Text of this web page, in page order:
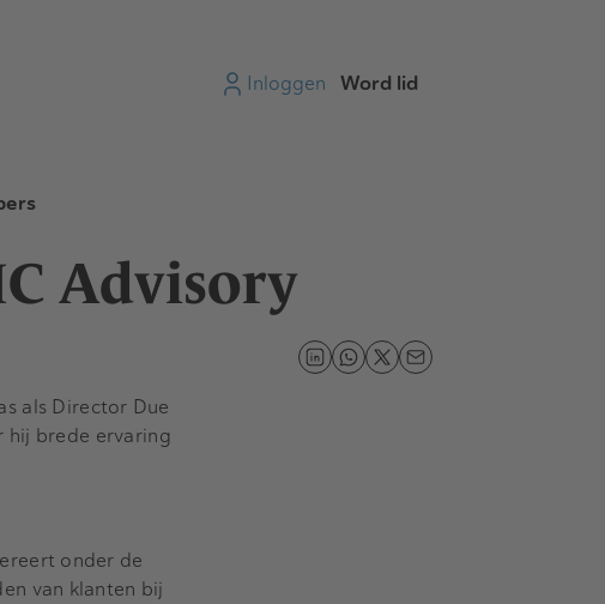
Inloggen Word lid
Advisory
als Director Due
hij brede ervaring
onder de
van klanten bij